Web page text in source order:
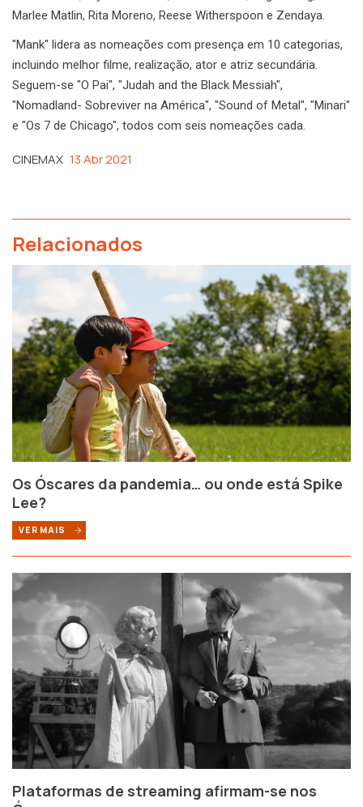
Marlee Matlin, Rita Moreno, Reese Witherspoon e Zendaya.
"Mank" lidera as nomeações com presença em 10 categorias,
incluindo melhor filme, realização, ator e atriz secundária.
Seguem-se "O Pai", "Judah and the Black Messiah",
"Nomadland- Sobreviver na América", "Sound of Metal", "Minari"
e "Os 7 de Chicago", todos com seis nomeações cada.
CINEMAX 13 Abr 2021
Relacionados
Os Óscares da pandemia… ou onde está Spike
Lee?
VER MAIS
Plataformas de streaming afirmam-se nos